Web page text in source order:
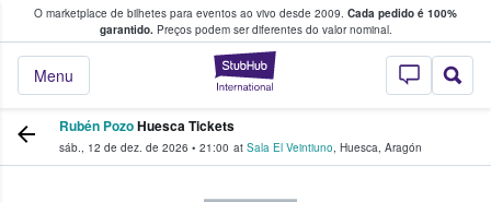
O marketplace de bilhetes para eventos ao vivo desde 2009. Cada pedido é 100%
garantido.Preços podem ser diferentes do valor nominal.
StubHub – onde
Menu
fãs compram e vendem bilhetes
Rubén PozoHuesca Tickets
sáb., 12 de dez. de 2026 • 21:00 at Sala El Veintiuno, Huesca, Aragón